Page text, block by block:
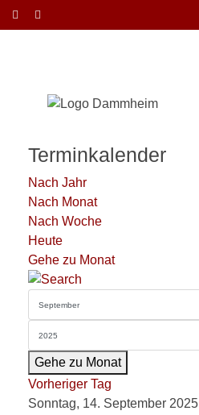
Terminkalender
Nach Jahr
Nach Monat
Nach Woche
Heute
Gehe zu Monat
Gehe zu Monat
Vorheriger Tag
Sonntag, 14. September 2025